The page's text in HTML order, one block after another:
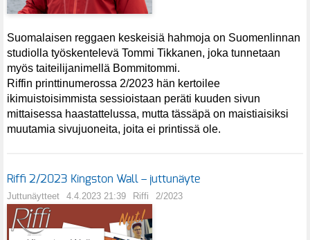
Suomalaisen reggaen keskeisiä hahmoja on Suomenlinnan
studiolla työskentelevä Tommi Tikkanen, joka tunnetaan
myös taiteilijanimellä Bommitommi.
Riffin printtinumerossa 2/2023 hän kertoilee
ikimuistoisimmista sessioistaan peräti kuuden sivun
mittaisessa haastattelussa, mutta tässäpä on maistiaisiksi
muutamia sivujuoneita, joita ei printissä ole.
Riffi 2/2023 Kingston Wall – juttunäyte
Juttunäytteet 4.4.2023 21:39 Riffi 2/2023